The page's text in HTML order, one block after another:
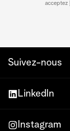
acceptez
Suivez-nous
LinkedIn
Instagram